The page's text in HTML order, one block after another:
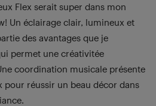
Flex serait super dans mon
Un éclairage clair, lumineux et
des avantages que je
permet une créativitée
coordination musicale présente
pour réussir un beau décor dans